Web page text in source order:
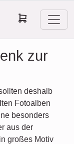
zur
deshalb
Fotoalben
besonders
aus der
großes Motiv